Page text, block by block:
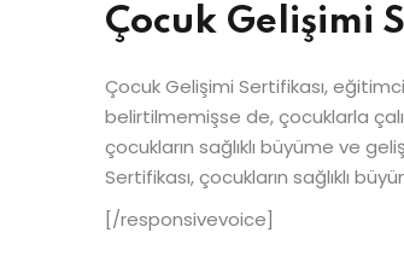
Çocuk Gelişimi
Çocuk Gelişimi Sertifikası,
belirtilmemişse de, çocuklarla
çocukların sağlıklı büyüme ve
Sertifikası, çocukların sağlıklı
[/responsivevoice]